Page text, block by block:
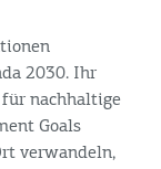
2030. Ihr
nachhaltige
Goals
verwandeln,